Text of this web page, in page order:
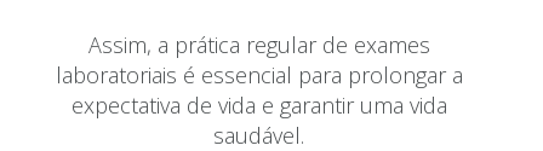
Assim, a prática regular de exames
laboratoriais é essencial para prolongar a
expectativa de vida e garantir uma vida
saudável.